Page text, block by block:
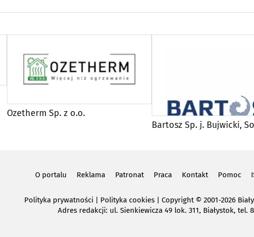
Ozetherm Sp. z o.o.
Bartosz Sp. j. Bujwicki,
O portalu Reklama Patronat Praca Kontakt Pomoc
Polityka prywatności | Polityka cookies Copyright© 2001-2026
Adres redakcji: ul. Sienkiewicza 49 lok. 311, Białystok, tel.